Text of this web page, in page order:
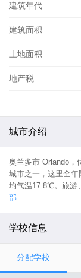
建筑年代
建筑面积
土地面积
地产税
城市介绍
奥兰多市 Orlando，
城市之一，这里全
均气温17.8℃。旅游
部
学校信息
分配学校